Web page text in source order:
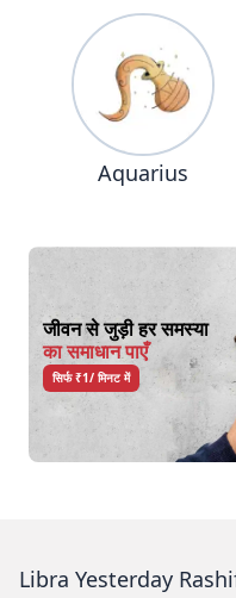
Aquarius
जीवन से जुड़ी हर समस्या
का समाधान पाएँ
सिर्फ ₹1/ मिनट में
Libra Yesterday